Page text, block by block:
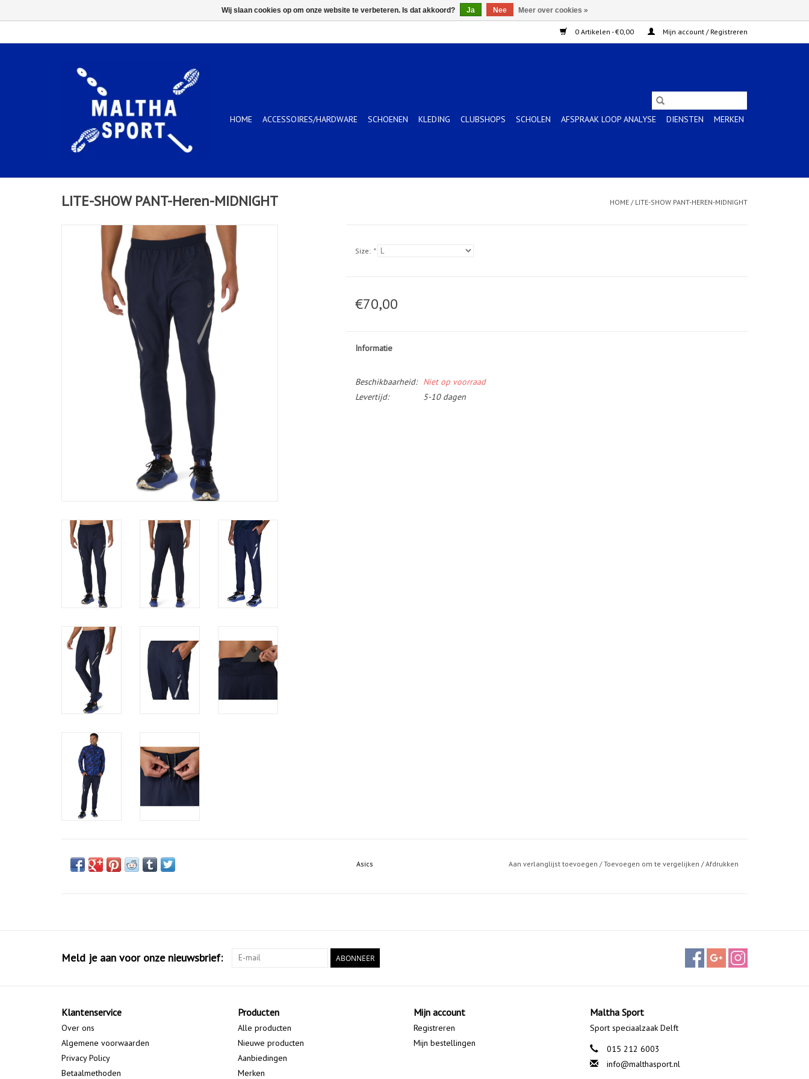
0 Artikelen - €0,00 Mijn account / Registreren
HOME ACCESSOIRES/HARDWARE SCHOENEN KLEDING CLUBSHOPS SCHOLEN AFSPRAAK LOOP ANALYSE DIENSTEN MERKEN
LITE-SHOW PANT-Heren-MIDNIGHT HOME / LITE-SHOW PANT-HEREN-MIDNIGHT
Size: *
€70,00
Informatie
Beschikbaarheid:
Niet op voorraad
Levertijd:
5-10 dagen
Asics Aan verlanglijst toevoegen /Toevoegen om te vergelijken /Afdrukken
Meld je aan voor onze nieuwsbrief: ABONNEER
Klantenservice
Over ons
Algemene voorwaarden
Privacy Policy
Betaalmethoden
Producten
Alle producten
Nieuwe producten
Aanbiedingen
Merken
Mijn account
Registreren
Mijn bestellingen
Maltha Sport
Sport speciaalzaak Delft
015 212 6003
info@malthasport.nl
Wij slaan cookies op om onze website te verbeteren. Is dat akkoord? Ja Nee Meer over cookies »